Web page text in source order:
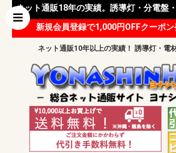
ネット通販18年の実績。誘導灯・分電盤
ーブル等 様々な資材を取り扱って
新規会員登録で1,000円OFFクーポン
ネット通販10年以上の実績！ 誘導灯・電